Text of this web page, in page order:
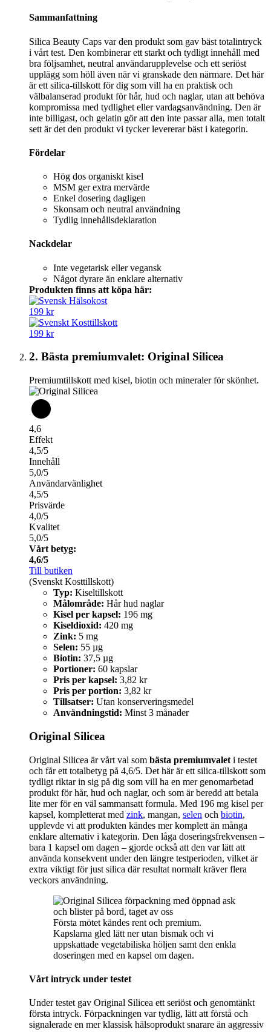
Sammanfattning
Silica Beauty Caps var den produkt som gav bäst totalintryck
i vårt test. Den kombinerar ett starkt och tydligt innehåll med
bra följsamhet, neutral användarupplevelse och ett seriöst
upplägg som höll även när vi granskade den närmare. Det här
är ett silica-tillskott för dig som vill ha en praktisk och
välbalanserad produkt för hår, hud och naglar, utan att behöva
kompromissa med tydlighet eller vardagsanvändning. Den är
inte billigast, och gelatin gör att den inte passar alla, men totalt
sett är det den produkt vi tycker levererar bäst i kategorin.
Fördelar
Hög dos organiskt kisel
MSM ger extra mervärde
Enkel dosering dagligen
Skonsam och neutral användning
Tydlig innehållsdeklaration
Nackdelar
Inte vegetarisk eller vegansk
Något dyrare än enklare alternativ
Produkten finns att köpa här:
199 kr
199 kr
2. Bästa premiumvalet: Original Silicea
Premiumtillskott med kisel, biotin och mineraler för skönhet.
4,6
Effekt
4,5/5
Innehåll
5,0/5
Användarvänlighet
4,5/5
Prisvärde
4,0/5
Kvalitet
5,0/5
Vårt betyg:
4,6/5
Till butiken
(Svenskt Kosttillskott)
Typ: Kiseltillskott
Målområde: Hår hud naglar
Kisel per kapsel: 196 mg
Kiseldioxid: 420 mg
Zink: 5 mg
Selen: 55 µg
Biotin: 37,5 µg
Portioner: 60 kapslar
Pris per kapsel: 3,82 kr
Pris per portion: 3,82 kr
Tillsatser: Utan konserveringsmedel
Användningstid: Minst 3 månader
Original Silicea
Original Silicea är vårt val som bästa premiumvalet i testet
och får ett totalbetyg på 4,6/5. Det här är ett silica-tillskott som
tydligt riktar in sig på dig som vill ha en mer genomarbetad
produkt för hår, hud och naglar, och som är beredd att betala
lite mer för en väl sammansatt formula. Med 196 mg kisel per
kapsel, kompletterat med zink, mangan, selen och biotin,
upplevde vi att produkten kändes mer komplett än många
enklare alternativ i kategorin. Den låga doseringsfrekvensen –
bara 1 kapsel om dagen – gjorde också att den var lätt att
använda konsekvent under den längre testperioden, vilket är
extra viktigt för just silica där resultat normalt kräver flera
veckors användning.
Första mötet kändes rent och premium.
Kapslarna gled lätt ner utan bismak och vi
uppskattade vegetabiliska höljen samt den enkla
doseringen med en kapsel om dagen.
Vårt intryck under testet
Under testet gav Original Silicea ett seriöst och genomtänkt
första intryck. Förpackningen var tydlig, lätt att förstå och
signalerade en mer klassisk hälsoprodukt snarare än aggressiv